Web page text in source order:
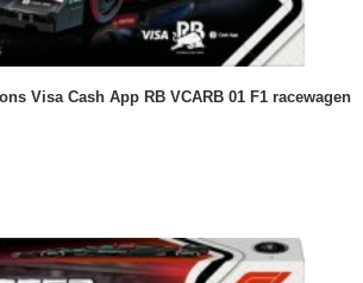
Visa Cash App RB VCARB 01 F1 racewagen